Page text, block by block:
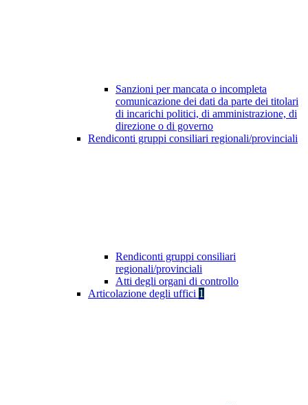
Sanzioni per mancata o incompleta
comunicazione dei dati da parte dei titolari
di incarichi politici, di amministrazione, di
direzione o di governo
Rendiconti gruppi consiliari regionali/provinciali
Rendiconti gruppi consiliari
regionali/provinciali
Atti degli organi di controllo
Articolazione degli uffici 1